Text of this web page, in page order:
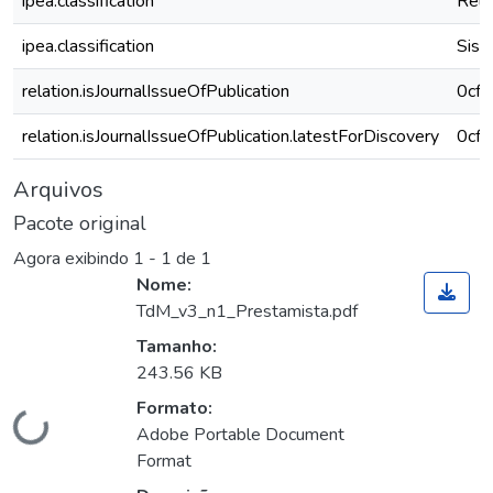
ipea.classification
relation.isJournalIssueOfPublication
relation.isJournalIssueOfPublication.latestForDiscovery
Arquivos
Pacote original
Agora exibindo 1 - 1 de 1
Carregando...
Nome:
TdM_v3_n1_Prestamista.pdf
Tamanho:
243.56 KB
Formato:
Adobe Portable Document
Format